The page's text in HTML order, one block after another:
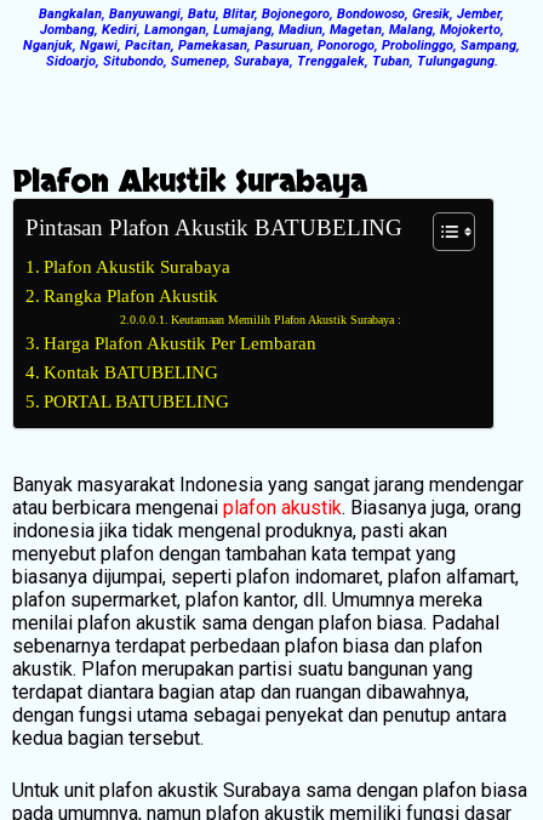
Bangkalan, Banyuwangi, Batu, Blitar, Bojonegoro, Bondowoso, Gresik, Jember,
Jombang, Kediri, Lamongan, Lumajang, Madiun, Magetan, Malang, Mojokerto,
Nganjuk, Ngawi, Pacitan, Pamekasan, Pasuruan, Ponorogo, Probolinggo, Sampang,
Sidoarjo, Situbondo, Sumenep, Surabaya, Trenggalek, Tuban, Tulungagung.
Plafon Akustik Surabaya
Pintasan Plafon Akustik BATUBELING
Plafon Akustik Surabaya
Rangka Plafon Akustik
Keutamaan Memilih Plafon Akustik Surabaya :
Harga Plafon Akustik Per Lembaran
Kontak BATUBELING
PORTAL BATUBELING
Banyak masyarakat Indonesia yang sangat jarang mendengar
atau berbicara mengenai plafon akustik. Biasanya juga, orang
indonesia jika tidak mengenal produknya, pasti akan
menyebut plafon dengan tambahan kata tempat yang
biasanya dijumpai, seperti plafon indomaret, plafon alfamart,
plafon supermarket, plafon kantor, dll. Umumnya mereka
menilai plafon akustik sama dengan plafon biasa. Padahal
sebenarnya terdapat perbedaan plafon biasa dan plafon
akustik. Plafon merupakan partisi suatu bangunan yang
terdapat diantara bagian atap dan ruangan dibawahnya,
dengan fungsi utama sebagai penyekat dan penutup antara
kedua bagian tersebut.
Untuk unit plafon akustik Surabaya sama dengan plafon biasa
pada umumnya, namun plafon akustik memiliki fungsi dasar